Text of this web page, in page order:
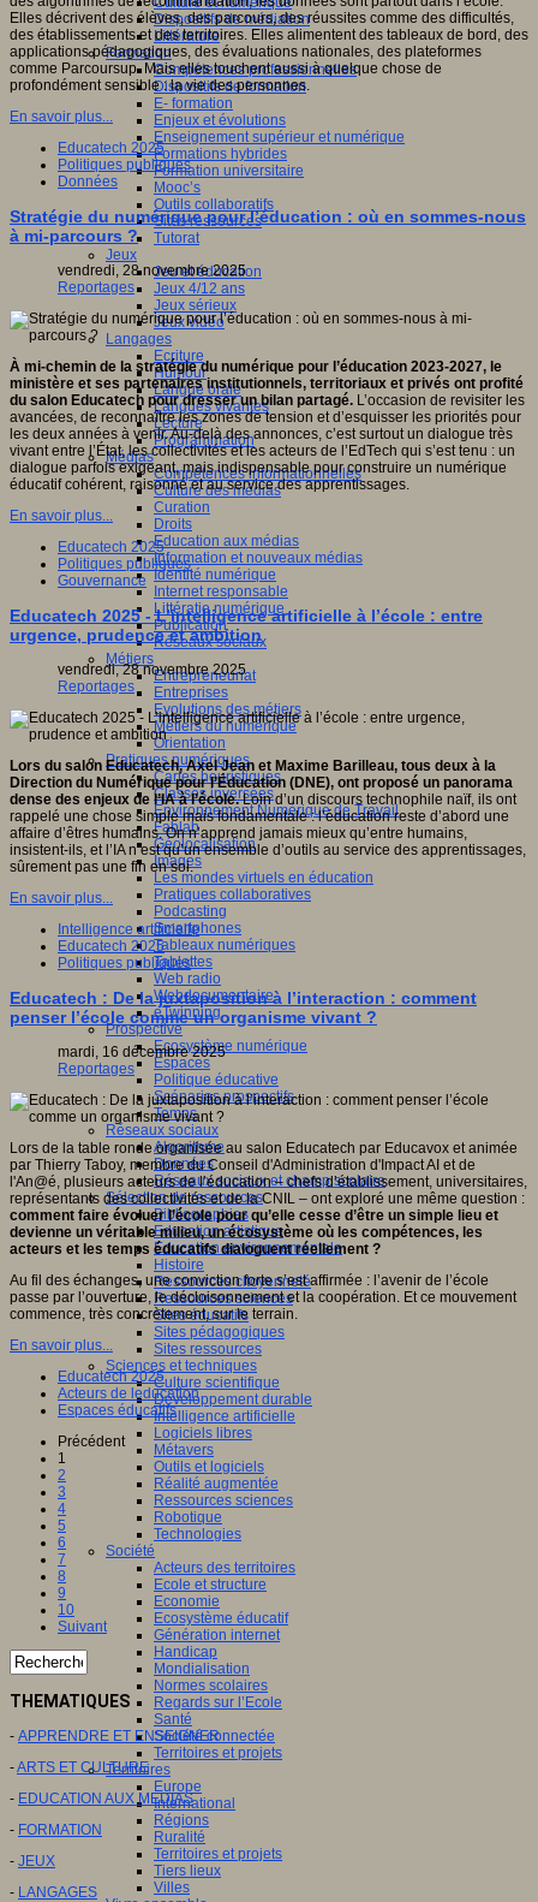
Dispositifs de médiation
Littérature
Formation
Compétences professionnelles
Dispositifs de formation
E- formation
Enjeux et évolutions
Enseignement supérieur et numérique
Formations hybrides
Formation universitaire
Mooc’s
Outils collaboratifs
Sites ressources
Tutorat
Jeux
Jeu et éducation
Jeux 4/12 ans
Jeux sérieux
Jeux vidéo
Langages
Ecriture
Humour
Langue orale
Langues vivantes
Lecture
Programmation
Médias
Compétences informationnelles
Culture des médias
Curation
Droits
Education aux médias
Information et nouveaux médias
Identité numérique
Internet responsable
Littératie numérique
Publication
Réseaux sociaux
Métiers
Entrepreneuriat
Entreprises
Evolutions des métiers
Métiers du numérique
Orientation
Pratiques numériques
Cartes heuristiques
Classes inversées
Environnement Numérique de Travail
Fablab
Géolocalisation
Images
Les mondes virtuels en éducation
Pratiques collaboratives
Podcasting
Smartphones
Tableaux numériques
Tablettes
Web radio
Webdocumentaire
eTwinning
Prospective
Ecosystème numérique
Espaces
Politique éducative
Scénarios prospectifs
Temps
Réseaux sociaux
Algorithme
Données
Réseaux sociaux et champ scolaire
Sélection de ressources
Bibliographies
Education artistique
Education environnementale
Histoire
Ressources citoyenneté
Ressources sciences
Sites éducatifs
Sites pédagogiques
Sites ressources
Sciences et techniques
Culture scientifique
Développement durable
Intelligence artificielle
Logiciels libres
Métavers
Outils et logiciels
Réalité augmentée
Ressources sciences
Robotique
Technologies
Société
Acteurs des territoires
Ecole et structure
Economie
Ecosystème éducatif
Génération internet
Handicap
Mondialisation
Normes scolaires
Regards sur l’Ecole
Santé
Société connectée
Territoires et projets
Territoires
Europe
International
Régions
Ruralité
Territoires et projets
Tiers lieux
Villes
Elles décrivent des élèves, des parcours, des réussites comme des difficultés,
des établissements et des territoires. Elles alimentent des tableaux de bord, des
applications pédagogiques, des évaluations nationales, des plateformes
comme Parcoursup. Mais elles touchent aussi à quelque chose de
profondément sensible : la vie des personnes.
En savoir plus...
Educatech 2025
Politiques publiques
Données
Stratégie du numérique pour l’éducation : où en sommes-nous
à mi-parcours ?
vendredi, 28 novembre 2025
Reportages
À mi-chemin de la stratégie du numérique pour l’éducation 2023-2027, le
ministère et ses partenaires institutionnels, territoriaux et privés ont profité
du salon Educatech pour dresser un bilan partagé. L’occasion de revisiter les
avancées, de reconnaître les zones de tension et d’esquisser les priorités pour
les deux années à venir. Au-delà des annonces, c’est surtout un dialogue très
vivant entre l’État, les collectivités et les acteurs de l’EdTech qui s’est tenu : un
dialogue parfois exigeant, mais indispensable pour construire un numérique
éducatif cohérent, raisonné et au service des apprentissages.
En savoir plus...
Educatech 2025
Politiques publiques
Gouvernance
Educatech 2025 - L’intelligence artificielle à l’école : entre
urgence, prudence et ambition
vendredi, 28 novembre 2025
Reportages
Lors du salon Educatech, Axel Jean et Maxime Barilleau, tous deux à la
Direction du Numérique pour l’Éducation (DNE), ont proposé un panorama
dense des enjeux de l’IA à l’école.Loin d’un discours technophile naïf, ils ont
rappelé une chose simple mais fondamentale : l’éducation reste d’abord une
affaire d’êtres humains. On n’apprend jamais mieux qu’entre humains,
insistent-ils, et l’IA n’est qu’un ensemble d’outils au service des apprentissages,
sûrement pas une fin en soi.
En savoir plus...
Intelligence artificielle
Educatech 2025
Politiques publiques
Educatech : De la juxtaposition à l’interaction : comment
penser l’école comme un organisme vivant ?
mardi, 16 décembre 2025
Reportages
Lors de la table ronde organisée au salon Educatech par Educavox et animée
par Thierry Taboy, membre du Conseil d'Administration d'Impact AI et de
l'An@é, plusieurs acteurs de l’éducation – chefs d’établissement, universitaires,
représentants des collectivités et de la CNIL – ont exploré une même question :
comment faire évoluer l’école pour qu’elle cesse d’être un simple lieu et
devienne un véritable milieu, un écosystème où les compétences, les
acteurs et les temps éducatifs dialoguent réellement ?
Au fil des échanges, une conviction forte s’est affirmée : l’avenir de l’école
passe par l’ouverture, le décloisonnement et la coopération. Et ce mouvement
commence, très concrètement, sur le terrain.
En savoir plus...
Educatech 2025
Acteurs de leducation
Espaces éducatifs
Précédent
1
2
3
4
5
6
7
8
9
10
Suivant
THEMATIQUES
- APPRENDRE ET ENSEIGNER
-ARTS ET CULTURE
- EDUCATION AUX MEDIAS
- FORMATION
- JEUX
- LANGAGES